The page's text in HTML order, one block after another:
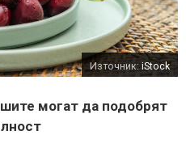
Източник: iStock
могат да подобрят